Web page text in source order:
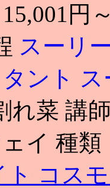
15,001円
スーリ
ント
れ菜 講
イ 種
ト コス